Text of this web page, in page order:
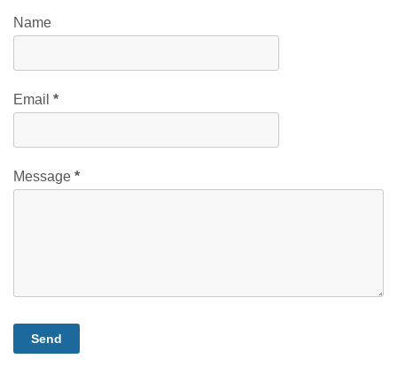
Name
Email *
Message *